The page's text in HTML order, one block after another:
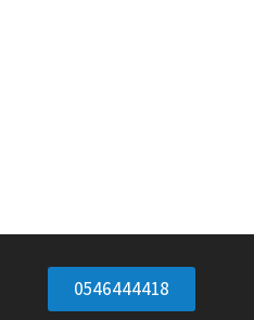
0546444418